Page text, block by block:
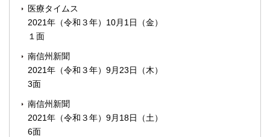
医療タイムス
2021年（令和３年）10月1日（金）
１面
南信州新聞
2021年（令和３年）9月23日（木）
3面
南信州新聞
2021年（令和３年）9月18日（土）
6面